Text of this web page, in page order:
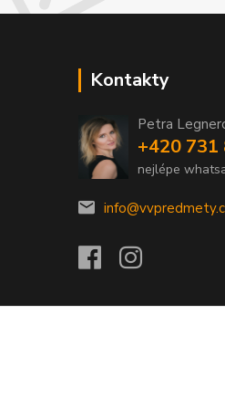
Kontakty
Petra
+420 731
nejlépe